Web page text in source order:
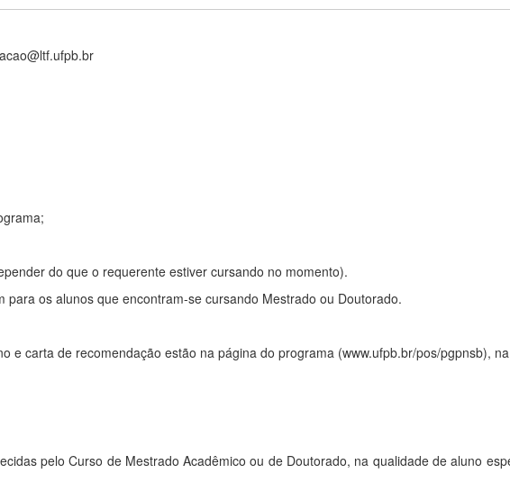
do que o requerente estiver cursando no momento).
os alunos que encontram-se cursando Mestrado ou Doutorado.
e carta de recomendação estão na página do programa (www.ufpb.br/pos/pgpnsb),
pelo Curso de Mestrado Acadêmico ou de Doutorado, na qualidade de aluno